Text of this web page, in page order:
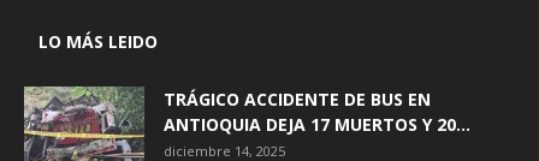
LO MÁS LEIDO
TRÁGICO ACCIDENTE DE BUS EN
ANTIOQUIA DEJA 17 MUERTOS Y 20...
diciembre 14, 2025